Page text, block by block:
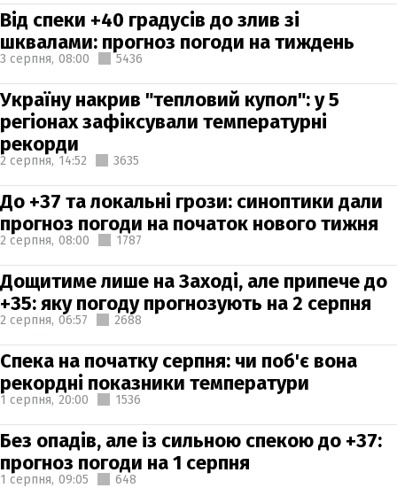
Від спеки +40 градусів до злив зі
шквалами: прогноз погоди на тиждень
3 серпня, 08:00 5436
Україну накрив "тепловий купол": у 5
регіонах зафіксували температурні
рекорди
2 серпня, 14:52 3635
До +37 та локальні грози: синоптики дали
прогноз погоди на початок нового тижня
2 серпня, 08:00 1787
Дощитиме лише на Заході, але припече до
+35: яку погоду прогнозують на 2 серпня
2 серпня, 06:57 2688
Спека на початку серпня: чи поб'є вона
рекордні показники температури
1 серпня, 20:00 1536
Без опадів, але із сильною спекою до +37:
прогноз погоди на 1 серпня
1 серпня, 09:05 648